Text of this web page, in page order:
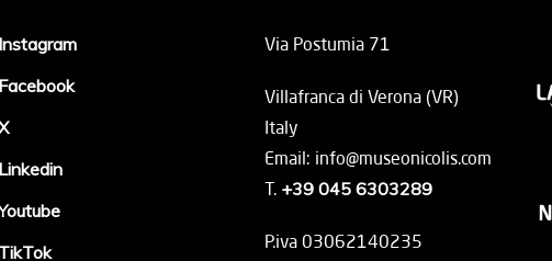
Via Postumia 71
Villafranca di Verona (VR)
Italy
Email: info@museonicolis.com
T. +39 045 6303289
P.iva 03062140235